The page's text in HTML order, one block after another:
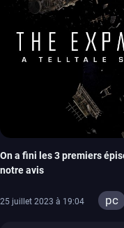
On a fini les 3 premiers
notre avis
25 juillet 2023 à 19:04 pc